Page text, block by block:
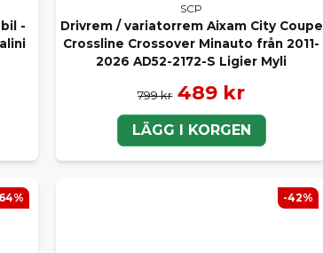
-
SCP
Drivrem / variatorrem Aixam City Coupe
Crossline Crossover Minauto från 2011-
2026 AD52-2172-S Ligier Myli
799 kr 489 kr
LÄGG I KORGEN
-42%